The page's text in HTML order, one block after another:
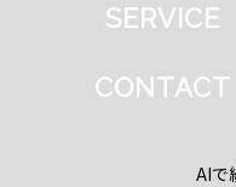
SERVICE
CONTACT
AIで